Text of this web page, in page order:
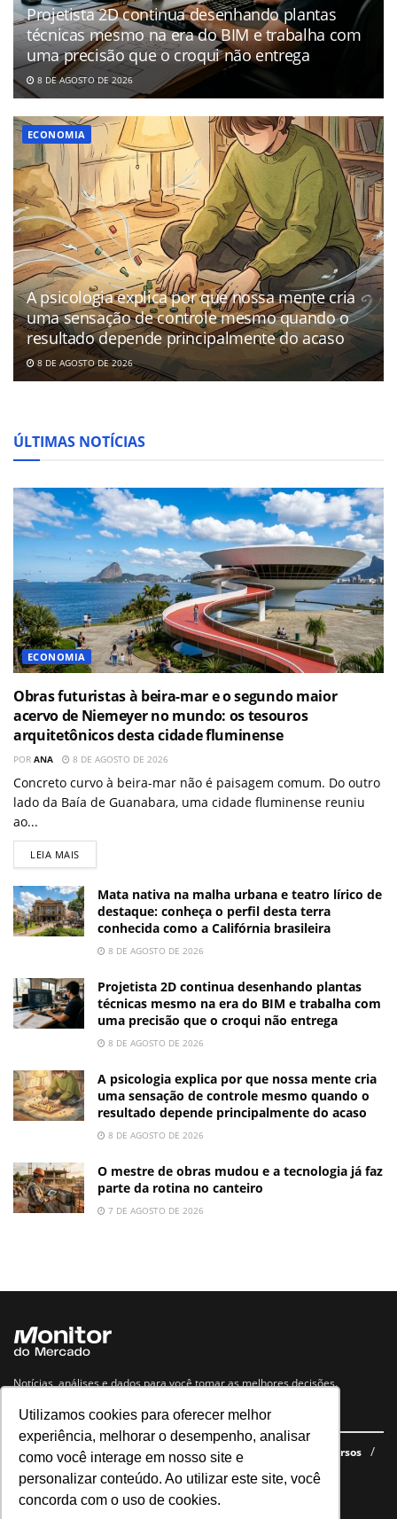
Utilizamos cookies para oferecer melhor
experiência, melhorar o desempenho, analisar
como você interage em nosso site e
personalizar conteúdo. Ao utilizar este site, você
concorda com o uso de cookies.
Projetista 2D continua desenhando plantas
técnicas mesmo na era do BIM e trabalha com
uma precisão que o croqui não entrega
8 DE AGOSTO DE 2026
ECONOMIA
A psicologia explica por que nossa mente cria
uma sensação de controle mesmo quando o
resultado depende principalmente do acaso
8 DE AGOSTO DE 2026
ÚLTIMAS NOTÍCIAS
ECONOMIA
Obras futuristas à beira-mar e o segundo maior
acervo de Niemeyer no mundo: os tesouros
arquitetônicos desta cidade fluminense
POR ANA 8 DE AGOSTO DE 2026
Concreto curvo à beira-mar não é paisagem comum. Do outro
lado da Baía de Guanabara, uma cidade fluminense reuniu
ao...
LEIA MAIS
Mata nativa na malha urbana e teatro lírico de
destaque: conheça o perfil desta terra
conhecida como a Califórnia brasileira
8 DE AGOSTO DE 2026
Projetista 2D continua desenhando plantas
técnicas mesmo na era do BIM e trabalha com
uma precisão que o croqui não entrega
8 DE AGOSTO DE 2026
A psicologia explica por que nossa mente cria
uma sensação de controle mesmo quando o
resultado depende principalmente do acaso
8 DE AGOSTO DE 2026
O mestre de obras mudou e a tecnologia já faz
parte da rotina no canteiro
7 DE AGOSTO DE 2026
Notícias, análises e dados para você tomar as melhores decisões.
Navegue no site
Últimas notícias Quem somos E-books gratuitos
Cursos
Política de privacidade